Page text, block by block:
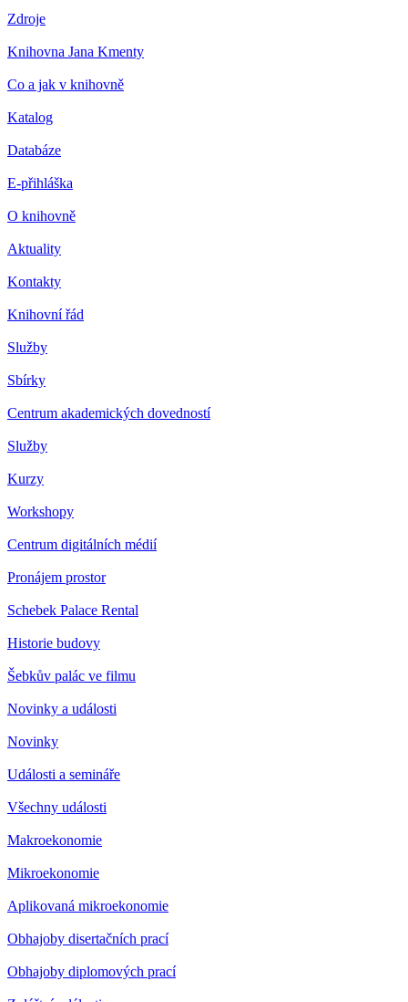
Zdroje
Knihovna Jana Kmenty
Co a jak v knihovně
Katalog
Databáze
E-přihláška
O knihovně
Aktuality
Kontakty
Knihovní řád
Služby
Sbírky
Centrum akademických dovedností
Služby
Kurzy
Workshopy
Centrum digitálních médií
Pronájem prostor
Schebek Palace Rental
Historie budovy
Šebkův palác ve filmu
Novinky a události
Novinky
Události a semináře
Všechny události
Makroekonomie
Mikroekonomie
Aplikovaná mikroekonomie
Obhajoby disertačních prací
Obhajoby diplomových prací